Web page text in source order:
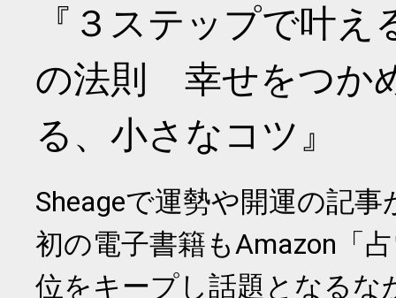
『３ステップで叶
の法則 幸せをつか
る、小さなコツ』
Sheageで運勢や開運の記
初の電子書籍もAmazon「
位をキープし話題となるな